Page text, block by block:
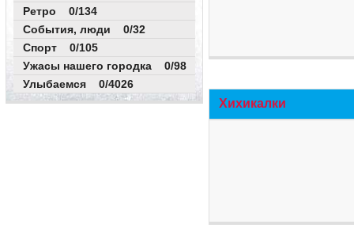
Ретро 0/134
События, люди 0/32
Спорт 0/105
Ужасы нашего городка 0/98
Улыбаемся 0/4026
Хихикалки